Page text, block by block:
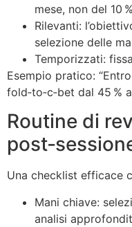
mese, non del 10
Rilevanti:
selezione delle
Temporizzati:
Esempio pratico:
fold‑to‑c‑bet dal 45 %
Routine di
Una checklist efficace
Mani chiave:
analisi